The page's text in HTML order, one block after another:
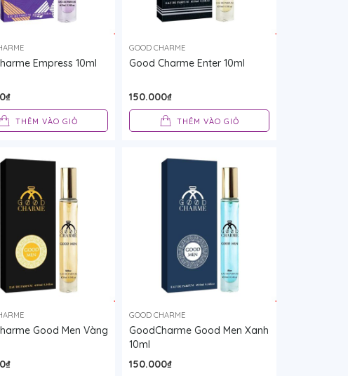
Empress 10ml
THÊM VÀO GIỎ
GOOD CHARME
Good Charme Enter 10ml
150.000₫
THÊM VÀO GIỎ
Good Men Vàng
GOOD CHARME
GoodCharme Good Men Xanh
10ml
150.000₫